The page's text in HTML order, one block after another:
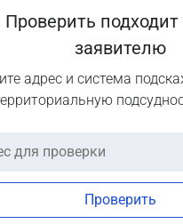
Проверить подходит
заявителю
адрес и система
Проверить